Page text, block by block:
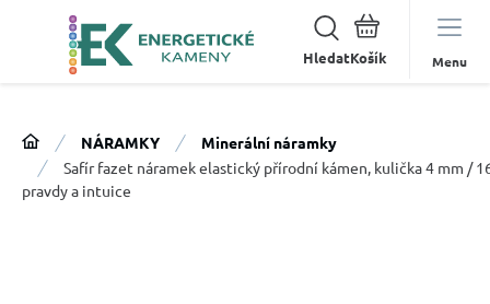
Hledat Menu
NÁRAMKY
Minerální náramky
Safír fazet náramek elastický přírodní kámen, kulička 4 mm /
pravdy a intuice